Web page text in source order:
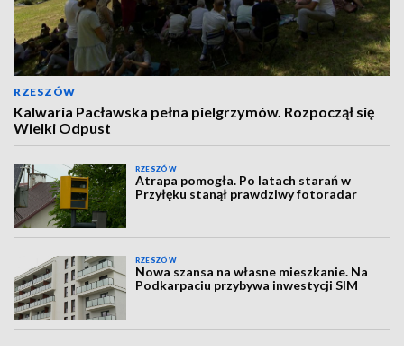
RZESZÓW
Kalwaria Pacławska pełna pielgrzymów. Rozpoczął się
Wielki Odpust
RZESZÓW
Atrapa pomogła. Po latach starań w
Przyłęku stanął prawdziwy fotoradar
RZESZÓW
Nowa szansa na własne mieszkanie. Na
Podkarpaciu przybywa inwestycji SIM